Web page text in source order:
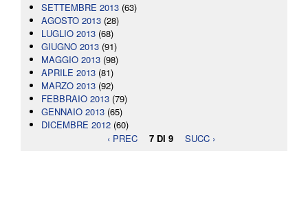
SETTEMBRE 2013 (63)
AGOSTO 2013 (28)
LUGLIO 2013 (68)
GIUGNO 2013 (91)
MAGGIO 2013 (98)
APRILE 2013 (81)
MARZO 2013 (92)
FEBBRAIO 2013 (79)
GENNAIO 2013 (65)
DICEMBRE 2012 (60)
‹ PREC
7 DI 9 SUCC ›